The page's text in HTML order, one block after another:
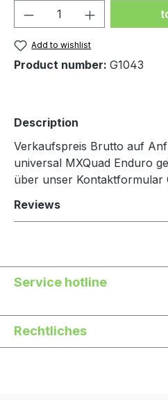
Add to wishlist
Product number: G1043
Description
Verkaufspreis Brutto auf
universal MXQuad Enduro
über unser Kontaktformular
Reviews
Service hotline
Rechtliches